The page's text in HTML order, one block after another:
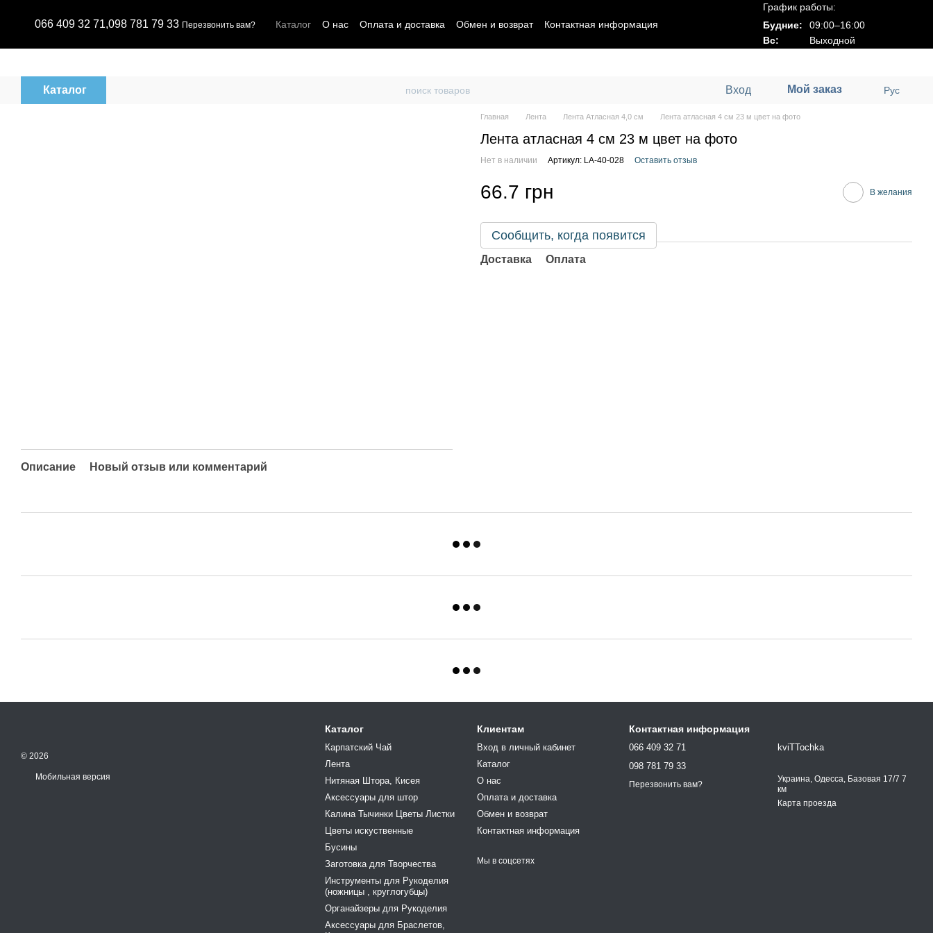
066 409 32 71,098 781 79 33 Перезвонить вам? Каталог О нас Оплата и доставка Обмен и возврат Контактная информация
График работы:
Будние:
09:00–16:00
Вс:
Выходной
Каталог Вход Мой заказ Рус
Описание Новый отзыв или комментарий
Главная Лента Лента Атласная 4,0 см Лента атласная 4 см 23 м цвет на фото
Лента атласная 4 см 23 м цвет на фото
Нет в наличии Артикул: LA-40-028 Оставить отзыв
66.7 грн В желания
Сообщить, когда появится
Доставка Оплата
© 2026
Мобильная версия
Каталог
Карпатский Чай
Лента
Нитяная Штора, Кисея
Аксессуары для штор
Калина Тычинки Цветы Листки
Цветы искуственные
Бусины
Заготовка для Творчества
Инструменты для Рукоделия
(ножницы , круглогубцы)
Органайзеры для Рукоделия
Аксессуары для Браслетов,
Клиентам
Вход в личный кабинет
Каталог
О нас
Оплата и доставка
Обмен и возврат
Контактная информация
Мы в соцсетях
Контактная информация
066 409 32 71
098 781 79 33
Перезвонить вам?
kviTTochka
Украина, Одесса, Базовая 17/7 7
км
Карта проезда